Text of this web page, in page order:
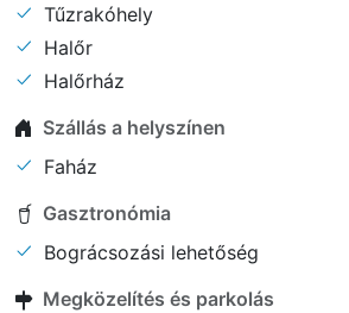
Tűzrakóhely
Halőr
Halőrház
Szállás a helyszínen
Faház
Gasztronómia
Bográcsozási lehetőség
Megközelítés és parkolás